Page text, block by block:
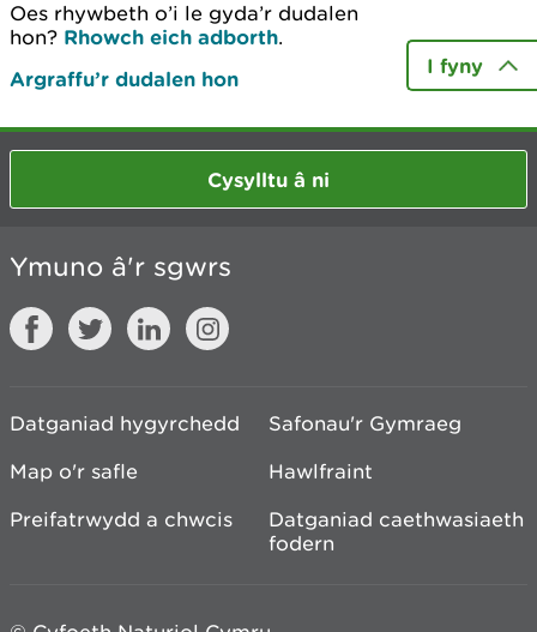
Oes rhywbeth o’i le gyda’r dudalen
hon? Rhowch eich adborth.
Argraffu’r dudalen hon
I fyny
Cysylltu â ni
Ymuno â'r sgwrs
Datganiad hygyrchedd
Safonau'r Gymraeg
Map o'r safle
Hawlfraint
Preifatrwydd a chwcis
Datganiad caethwasiaeth
fodern